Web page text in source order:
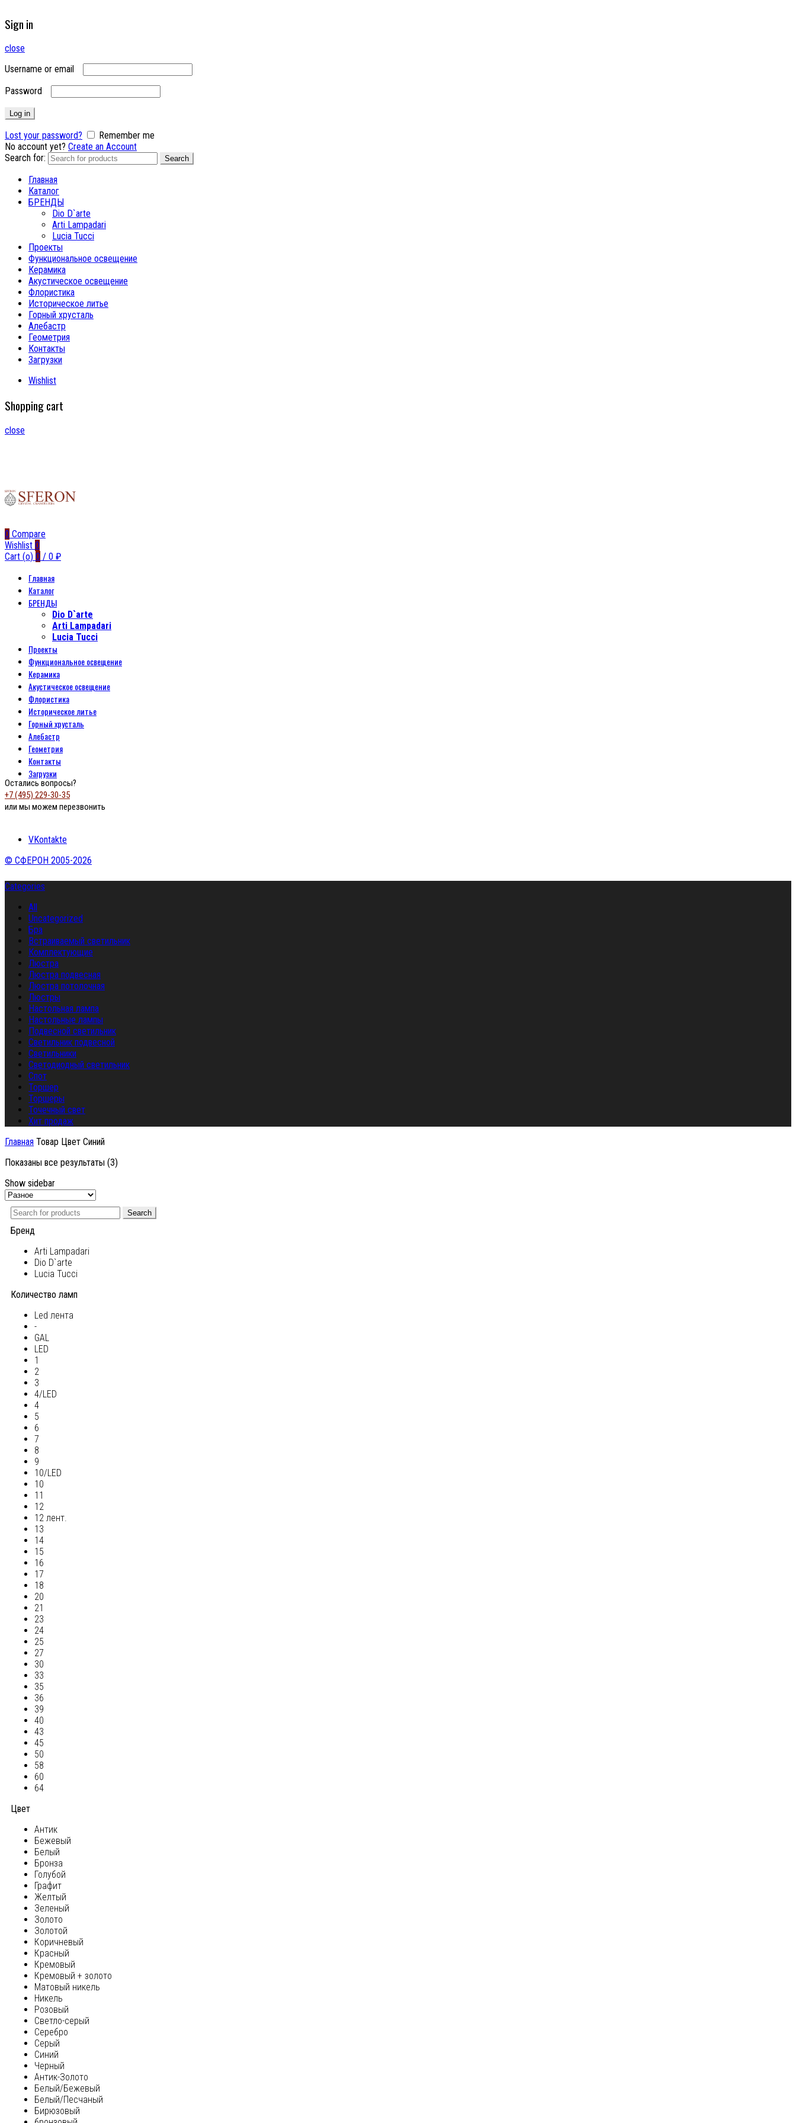
Sign in
close
Username or email
Password
Log in
Lost your password?
Remember me
No account yet? Create an Account
Search for:
Search
Главная
Каталог
БРЕНДЫ
Dio D`arte
Arti Lampadari
Lucia Tucci
Проекты
Функциональное освещение
Керамика
Акустическое освещение
Флористика
Историческое литье
Горный хрусталь
Алебастр
Геометрия
Контакты
Загрузки
Wishlist
Shopping cart
close
0 Compare
Wishlist 0
Cart (o) 0 / 0 ₽
Главная
Каталог
БРЕНДЫ
Dio D`arte
Arti Lampadari
Lucia Tucci
Проекты
Функциональное освещение
Керамика
Акустическое освещение
Флористика
Историческое литье
Горный хрусталь
Алебастр
Геометрия
Контакты
Загрузки
Остались вопросы?
+7 (495) 229-30-35
или мы можем перезвонить
VKontakte
© СФЕРОН 2005-2026
Categories
All
Uncategorized
Бра
Встраиваемый светильник
Комплектующие
Люстра
Люстра подвесная
Люстра потолочная
Люстры
Настольная лампа
Настольные лампы
Подвесной светильник
Светильник подвесной
Светильники
Светодиодный светильник
Спот
Торшер
Торшеры
Точечный свет
Хит продаж
Главная Товар Цвет Синий
Показаны все результаты (3)
Show sidebar
Search
Бренд
Arti Lampadari
Dio D`arte
Lucia Tucci
Количество ламп
Led лента
-
GAL
LED
1
2
3
4/LED
4
5
6
7
8
9
10/LED
10
11
12
12 лент.
13
14
15
16
17
18
20
21
23
24
25
27
30
33
35
36
39
40
43
45
50
58
60
64
Цвет
Антик
Бежевый
Белый
Бронза
Голубой
Графит
Желтый
Зеленый
Золото
Золотой
Коричневый
Красный
Кремовый
Кремовый + золото
Матовый никель
Никель
Розовый
Светло-серый
Серебро
Серый
Синий
Черный
Антик-Золото
Белый/Бежевый
Белый/Песчаный
Бирюзовый